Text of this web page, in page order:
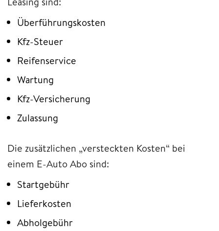
Überführungskosten
Kfz-Steuer
Reifenservice
Wartung
Kfz-Versicherung
Zulassung
Die zusätzlichen „versteckten Kosten“ bei
einem E-Auto Abo sind:
Startgebühr
Lieferkosten
Abholgebühr